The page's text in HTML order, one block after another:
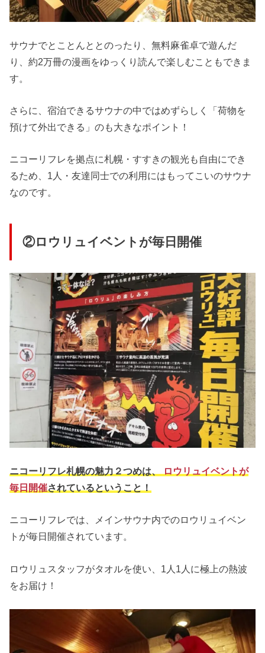
サウナでとことんととのったり、無料麻雀卓で遊んだ
り、約2万冊の漫画をゆっくり読んで楽しむこともできま
す。
さらに、宿泊できるサウナの中ではめずらしく「荷物を
預けて外出できる」のも大きなポイント！
ニコーリフレを拠点に札幌・すすきの観光も自由にでき
るため、1人・友達同士での利用にはもってこいのサウナ
なのです。
②ロウリュイベントが毎日開催
ニコーリフレ札幌の魅力２つめは、
ロウリュイベントが
毎日開催されているということ！
ニコーリフレでは、メインサウナ内でのロウリュイベン
トが毎日開催されています。
ロウリュスタッフがタオルを使い、1人1人に極上の熱波
をお届け！